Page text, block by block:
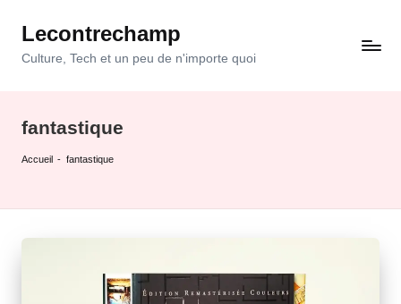
SkipLecontrechamp
Culture, Tech et un peu de n'importe quoi
fantastique
Accueil - fantastique